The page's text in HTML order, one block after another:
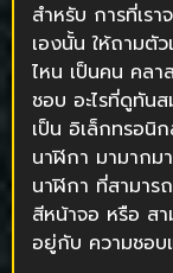
สำหรับ การที่เรา
เองนั้น ให้ถามตั
ไหน เป็นคน คลา
ชอบ อะไรที่ดูทัน
เป็น อิเล็กทรอนิ
นาฬิกา มามากม
นาฬิกา ที่สามาร
สีหน้าจอ หรือ ส
อยู่กับ ความชอบ